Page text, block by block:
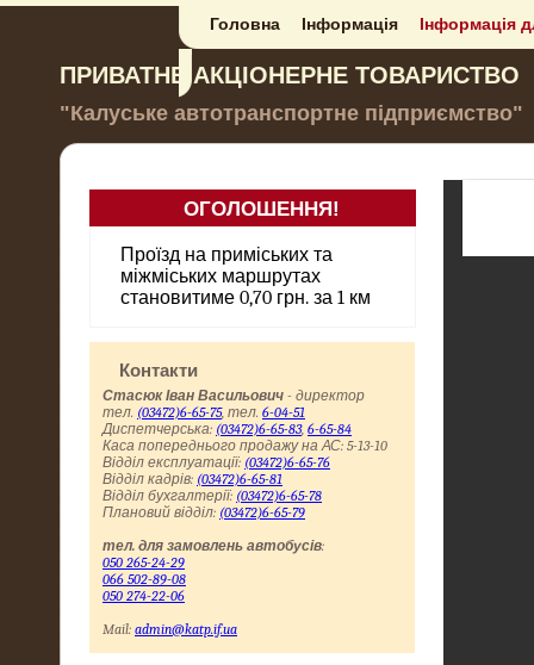
ПРИВАТНЕ АКЦІОНЕРНЕ ТОВАРИСТВО
"Калуське автотранспортне підприємство"
Головна Інформація Інформація
ОГОЛОШЕННЯ!
до відома пасажирів
Проїзд на приміських та
міжміських маршрутах
становитиме 0,70 грн. за 1 км
Контакти
Стасюк Іван Васильович - директор
тел. (03472)6-65-75, тел. 6-04-51
Диспетчерська: (03472)6-65-83, 6-65-84
Каса попереднього продажу на АС: 5-13-10
Відділ експлуатації: (03472)6-65-76
Відділ кадрів: (03472)6-65-81
Відділ бухгалтерії: (03472)6-65-78
Плановий відділ: (03472)6-65-79
тел. для замовлень автобусів:
050 265-24-29
066 502-89-08
050 274-22-06
Mail: admin@katp.if.ua